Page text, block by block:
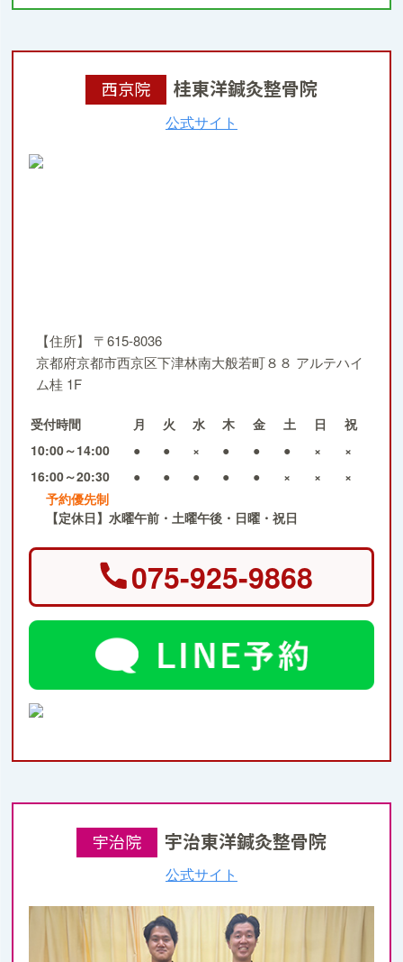
西京院 桂東洋鍼灸整骨院
公式サイト
【住所】
〒615-8036
京都府京都市西京区下津林南大般若町８８ アルテハイ
ム桂 1F
受付時間 月 火 水 木 金 土 日
祝
10:00～14:00
● ● × ● ● ● ×
×
16:00～20:30
● ● ● ● ● × ×
×
予約優先制
【定休日】水曜午前・土曜午後・日曜・祝日
075-925-9868
宇治院 宇治東洋鍼灸整骨院
公式サイト